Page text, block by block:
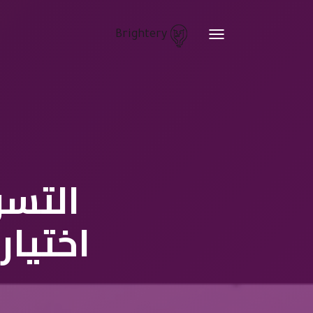
Toggle
navigation
Brightery